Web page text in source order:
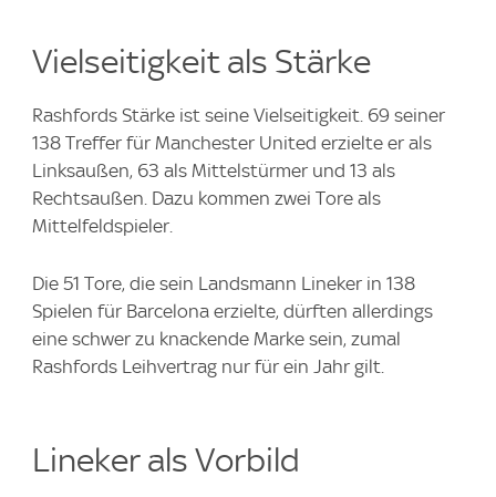
Vielseitigkeit als Stärke
Rashfords Stärke ist seine Vielseitigkeit. 69 seiner
138 Treffer für Manchester United erzielte er als
Linksaußen, 63 als Mittelstürmer und 13 als
Rechtsaußen. Dazu kommen zwei Tore als
Mittelfeldspieler.
Die 51 Tore, die sein Landsmann Lineker in 138
Spielen für Barcelona erzielte, dürften allerdings
eine schwer zu knackende Marke sein, zumal
Rashfords Leihvertrag nur für ein Jahr gilt.
Lineker als Vorbild